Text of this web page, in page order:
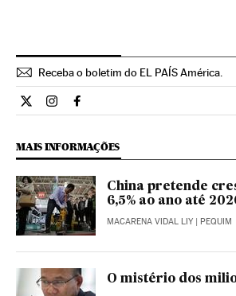
Receba o boletim do EL PAÍS América.
Economia El País Brasil en Twitter
Economia El País Brasil en
Economia El País Brasil en
MAIS INFORMAÇÕES
China pretende
6,5% ao ano até
MACARENA VIDAL LIY | PEQUIM
O mistério dos